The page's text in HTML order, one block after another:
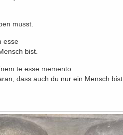
musst.
esse
bist.
te esse memento
dass auch du nur ein Mensch bist.